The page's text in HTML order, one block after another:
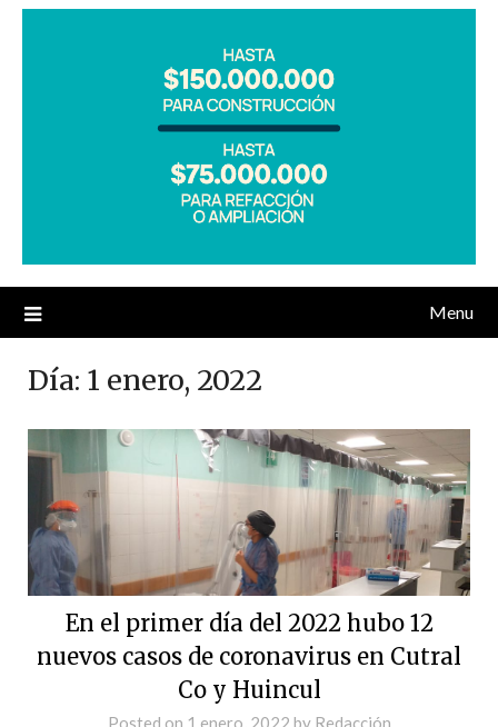
Menu
Día: 1 enero, 2022
En el primer día del 2022 hubo 12
nuevos casos de coronavirus en Cutral
Co y Huincul
Posted on 1 enero, 2022 by Redacción